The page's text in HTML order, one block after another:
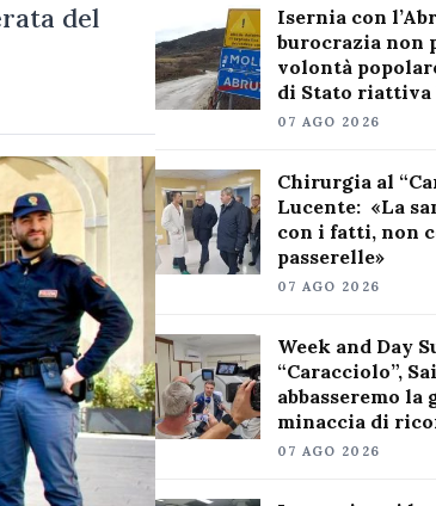
del
Isernia con
burocrazia non
volontà
di Stato riattiva
07 AGO 2026
Chirurgia al
Lucente: «La
con i fatti, non
passerelle»
07 AGO 2026
Week and Day
“Caracciolo”,
abbasseremo la
minaccia di
07 AGO 2026